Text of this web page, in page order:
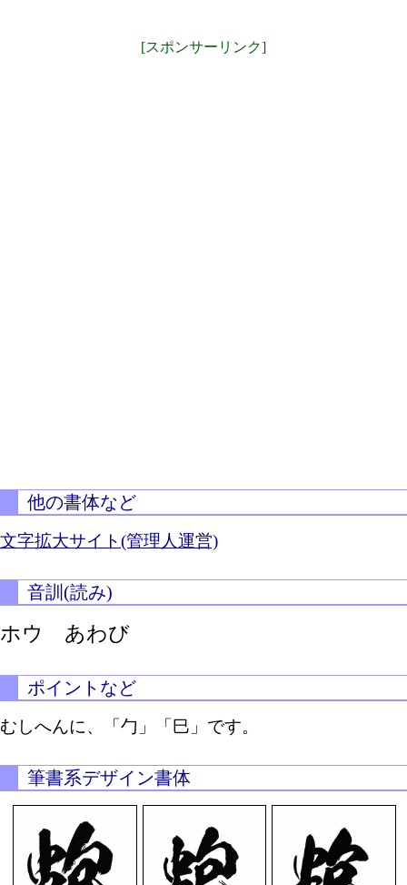
[スポンサーリンク]
他の書体など
文字拡大サイト(管理人運営)
音訓(読み)
ホウ あわび
ポイントなど
むしへんに、「勹」「巳」です。
筆書系デザイン書体